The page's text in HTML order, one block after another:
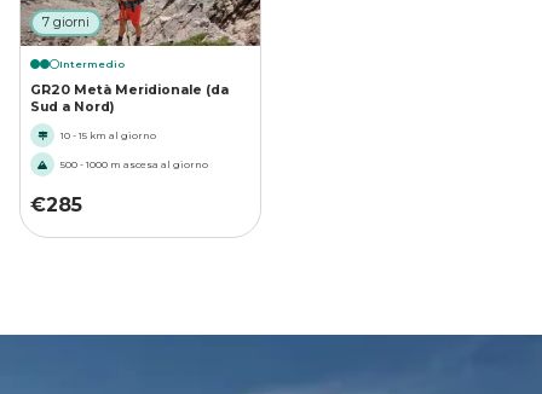
7 giorni
Intermedio
GR20 Metà Meridionale (da
Sud a Nord)
10 - 15 km al giorno
500 - 1000 m ascesa al giorno
€285